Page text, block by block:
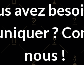
avez
?
nous !